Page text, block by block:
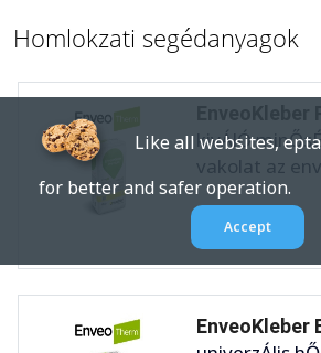
Homlokzati segédanyagok
kivÁlÓ
vakolat az
EnveoKleber
Like all websites,
for better and safer operation.
Accept